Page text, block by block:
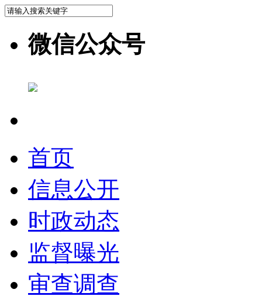
微信公众号
首页
信息公开
时政动态
监督曝光
审查调查